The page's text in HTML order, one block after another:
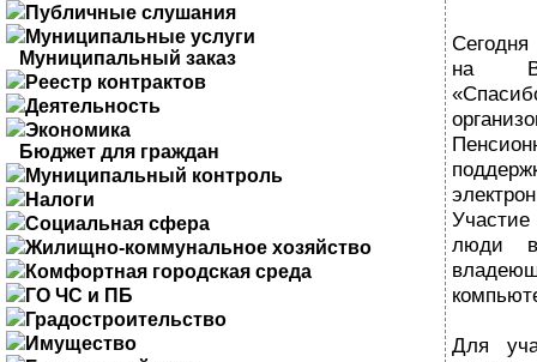
Публичные слушания
Муниципальные услуги
Муниципальный заказ
Реестр контрактов
Деятельность
Экономика
Бюджет для граждан
Муниципальный контроль
Налоги
Социальная сфера
Жилищно-коммунальное хозяйство
Комфортная городская среда
ГО ЧС и ПБ
Градостроительство
Имущество
на
люди
Для